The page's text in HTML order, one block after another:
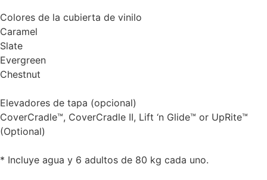
Colores de la cubierta de vinilo
Caramel
Slate
Evergreen
Chestnut
Elevadores de tapa (opcional)
CoverCradle™, CoverCradle II, Lift ‘n Glide™ or UpRite™
(Optional)
* Incluye agua y 6 adultos de 80 kg cada uno.